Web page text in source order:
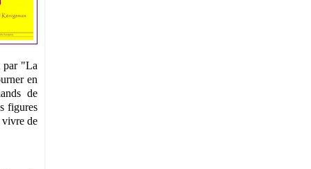
par "La
en
de
figures
vivre de